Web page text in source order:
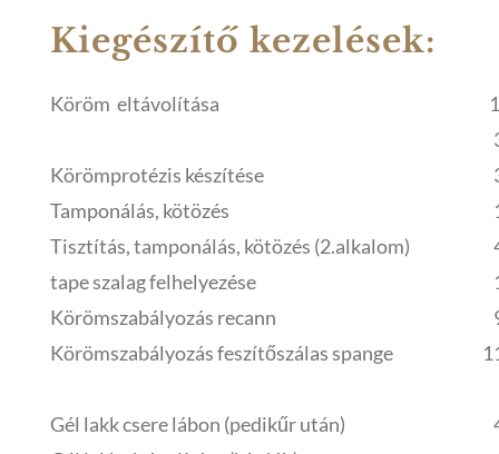
Kiegészítő kezelések:
Köröm eltávolítása
Körömprotézis készítése
Tamponálás, kötözés
Tisztítás, tamponálás, kötözés (2.alkalom)
tape szalag felhelyezése
Körömszabályozás recann
Körömszabályozás feszítőszálas spange
Gél lakk csere lábon (pedikűr után)